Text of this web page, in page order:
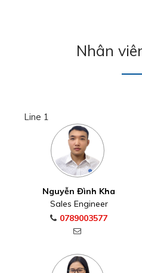
Nhân
Line 1
Nguyễn Đình Kha
Sales Engineer
0789003577